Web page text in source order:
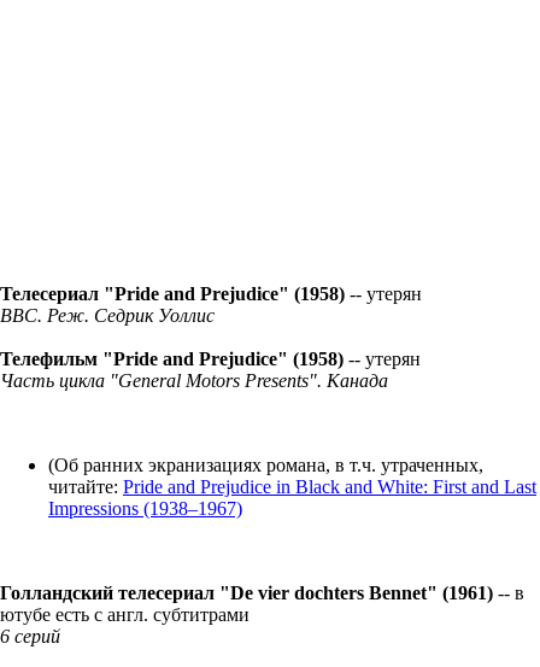
Телесериал "Pride and Prejudice" (1958) -- утерян
BBC. Реж. Седрик Уоллис
Телефильм "Pride and Prejudice" (1958) -- утерян
Часть цикла "General Motors Presents". Канада
(Об ранних экранизациях романа, в т.ч. утраченных,
читайте: Pride and Prejudice in Black and White: First and Last
Impressions (1938–1967)
Голландский телесериал "De vier dochters Bennet" (1961) -- в
ютубе есть с англ. субтитрами
6 серий